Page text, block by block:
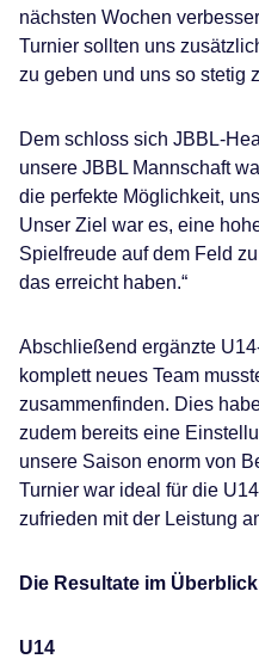
nächsten Wochen
Turnier sollten uns
zu geben und uns so stetig
Dem schloss sich JBBL-
unsere JBBL Mannschaft
die perfekte Möglichkeit,
Unser Ziel war es, eine
Spielfreude auf dem Feld
das erreicht haben.“
Abschließend ergänzte
komplett neues Team
zusammenfinden. Dies
zudem bereits eine
unsere Saison enorm von
Turnier war ideal für die
zufrieden mit der Leistung
Die Resultate im
U14